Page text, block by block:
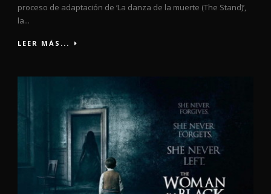
proceso de adaptación de ‘La danza de la muerte (The Stand)’,
la...
LEER MÁS...